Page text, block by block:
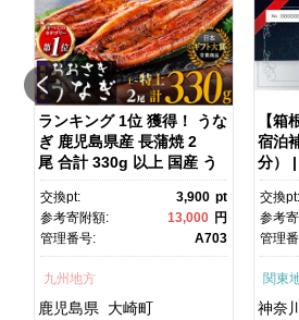
ランキング 1位 獲得！ うな
ぎ 鹿児島県産 長蒲焼 2
尾 合計 330g 以上 国産 う
なぎ 鰻 ウナギ 蒲焼き 蒲
焼 かばやき 魚 魚介 魚貝 海
鮮 うな重 ひつまぶし 蒲
焼 訳あり ギフト 人気 おす
半島 A703
交換pt: 3,900 pt
参考寄附額:
13,000 円
管理番号:
A703
九州地方
鹿児島県 大崎町
【箱
宿泊
分）
行ク
町ふ
るさ
町
交換pt:
参考
管理
関東
神奈